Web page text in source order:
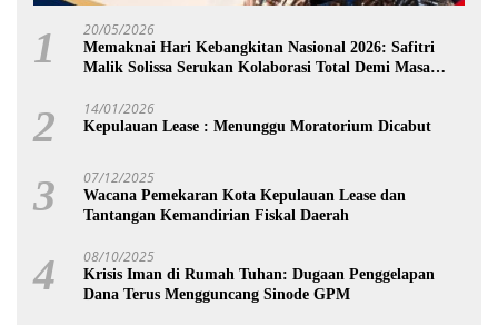
1 20/05/2026
Memaknai Hari Kebangkitan Nasional 2026: Safitri
Malik Solissa Serukan Kolaborasi Total Demi Masa
2 14/01/2026
Kepulauan Lease : Menunggu Moratorium Dicabut
3 07/12/2025
Wacana Pemekaran Kota Kepulauan Lease dan
Tantangan Kemandirian Fiskal Daerah
4 08/10/2025
Krisis Iman di Rumah Tuhan: Dugaan Penggelapan
Dana Terus Mengguncang Sinode GPM